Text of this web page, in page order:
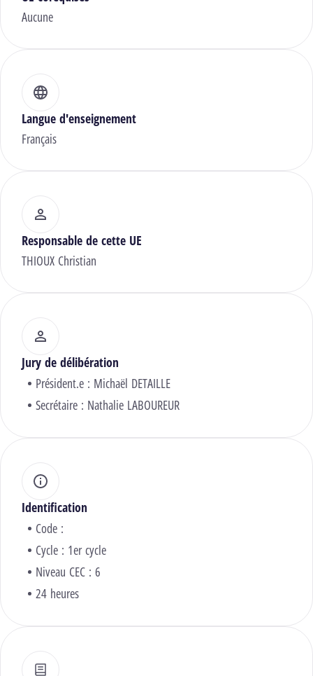
Aucune
Langue d'enseignement
Français
Responsable de cette UE
THIOUX Christian
Jury de délibération
Président.e : Michaël DETAILLE
Secrétaire : Nathalie LABOUREUR
Identification
Code :
Cycle : 1er cycle
Niveau CEC : 6
24 heures